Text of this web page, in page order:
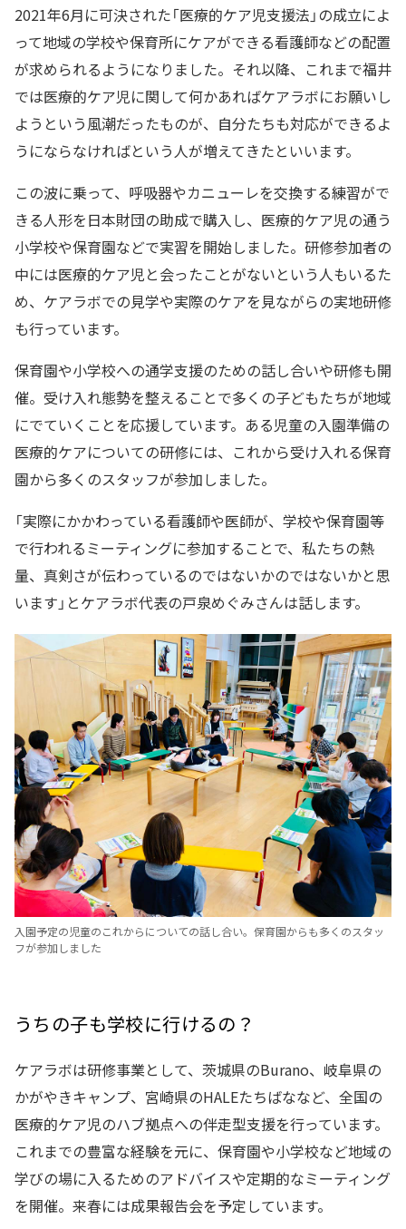
2021年6月に可決された「医療的ケア児支援法」の成立によ
って地域の学校や保育所にケアができる看護師などの配置
が求められるようになりました。それ以降、これまで福井
では医療的ケア児に関して何かあればケアラボにお願いし
ようという風潮だったものが、自分たちも対応ができるよ
うにならなければという人が増えてきたといいます。
この波に乗って、呼吸器やカニューレを交換する練習がで
きる人形を日本財団の助成で購入し、医療的ケア児の通う
小学校や保育園などで実習を開始しました。研修参加者の
中には医療的ケア児と会ったことがないという人もいるた
め、ケアラボでの見学や実際のケアを見ながらの実地研修
も行っています。
保育園や小学校への通学支援のための話し合いや研修も開
催。受け入れ態勢を整えることで多くの子どもたちが地域
にでていくことを応援しています。ある児童の入園準備の
医療的ケアについての研修には、これから受け入れる保育
園から多くのスタッフが参加しました。
「実際にかかわっている看護師や医師が、学校や保育園等
で行われるミーティングに参加することで、私たちの熱
量、真剣さが伝わっているのではないかのではないかと思
います」とケアラボ代表の戸泉めぐみさんは話します。
入園予定の児童のこれからについての話し合い。保育園からも多くのスタッ
フが参加しました
うちの子も学校に行けるの？
ケアラボは研修事業として、茨城県のBurano、岐阜県の
かがやきキャンプ、宮崎県のHALEたちばななど、全国の
医療的ケア児のハブ拠点への伴走型支援を行っています。
これまでの豊富な経験を元に、保育園や小学校など地域の
学びの場に入るためのアドバイスや定期的なミーティング
を開催。来春には成果報告会を予定しています。